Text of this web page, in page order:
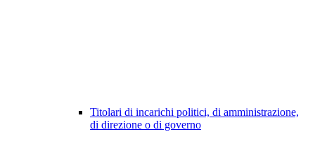
Titolari di incarichi politici, di amministrazione,
di direzione o di governo